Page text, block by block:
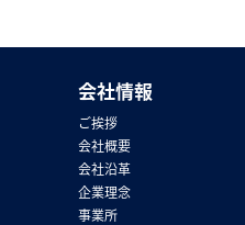
会社情報
ご挨拶
会社概要
会社沿革
企業理念
事業所